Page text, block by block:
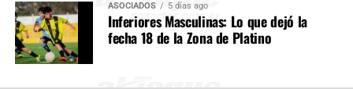
ASOCIADOS 5 días ago
Inferiores Masculinas: Lo que dejó la
fecha 18 de la Zona de Platino